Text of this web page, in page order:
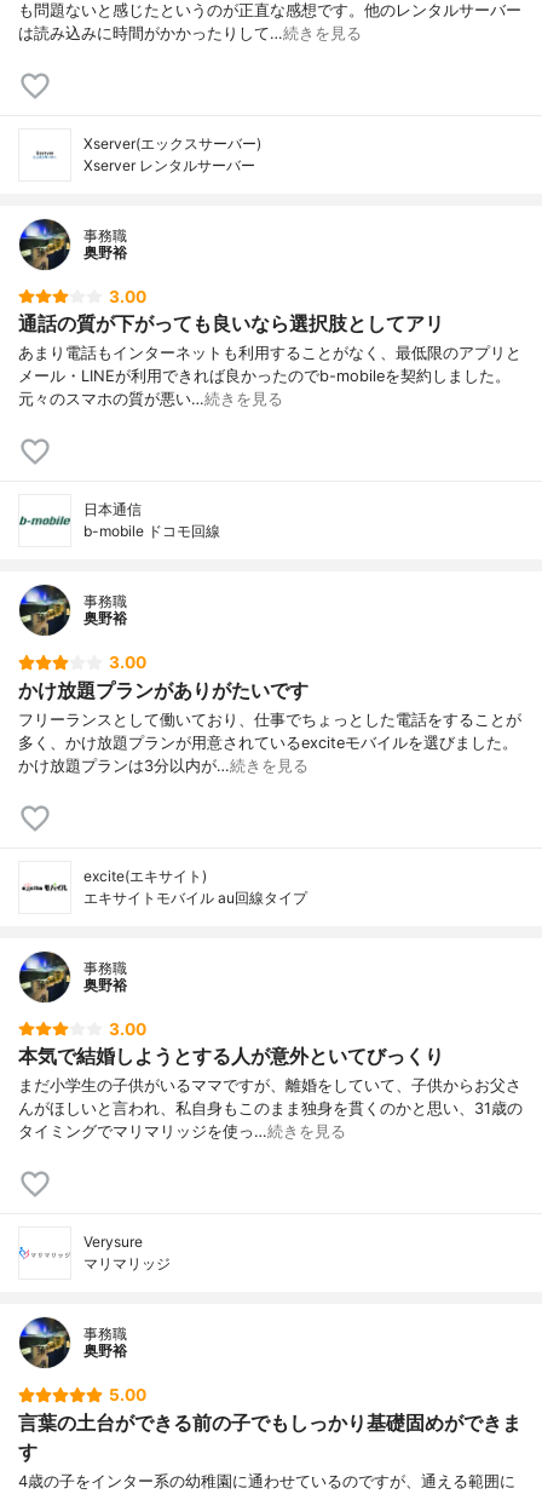
も問題ないと感じたというのが正直な感想です。他のレンタルサーバー
は読み込みに時間がかかったりして…続きを見る
Xserver(エックスサーバー)
Xserver レンタルサーバー
事務職
奥野裕
3.00
通話の質が下がっても良いなら選択肢としてアリ
あまり電話もインターネットも利用することがなく、最低限のアプリと
メール・LINEが利用できれば良かったのでb-mobileを契約しました。
元々のスマホの質が悪い…続きを見る
日本通信
b-mobile ドコモ回線
事務職
奥野裕
3.00
かけ放題プランがありがたいです
フリーランスとして働いており、仕事でちょっとした電話をすることが
多く、かけ放題プランが用意されているexciteモバイルを選びました。
かけ放題プランは3分以内が…続きを見る
excite(エキサイト)
エキサイトモバイル au回線タイプ
事務職
奥野裕
3.00
本気で結婚しようとする人が意外といてびっくり
まだ小学生の子供がいるママですが、離婚をしていて、子供からお父さ
んがほしいと言われ、私自身もこのまま独身を貫くのかと思い、31歳の
タイミングでマリマリッジを使っ…続きを見る
Verysure
マリマリッジ
事務職
奥野裕
5.00
言葉の土台ができる前の子でもしっかり基礎固めができま
す
4歳の子をインター系の幼稚園に通わせているのですが、通える範囲に